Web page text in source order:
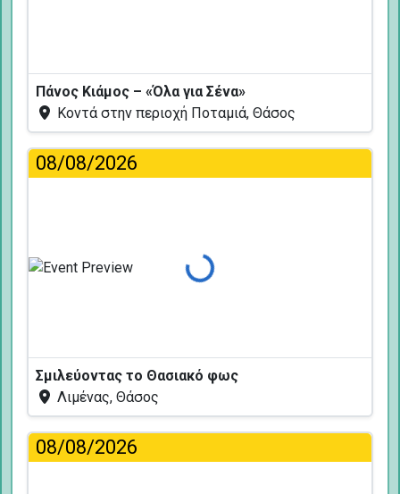
Πάνος Κιάμος – «Όλα για Σένα»
Κοντά στην περιοχή Ποταμιά, Θάσος
08/08/2026
Φόρτωση...
Σμιλεύοντας το Θασιακό φως
Λιμένας, Θάσος
08/08/2026